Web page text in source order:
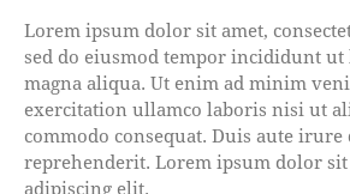
Lorem ipsum dolor sit amet,
sed do eiusmod tempor incididunt ut
magna aliqua. Ut enim ad minim
exercitation ullamco laboris nisi ut
commodo consequat. Duis aute
reprehenderit. Lorem ipsum dolor sit
adipiscing elit.